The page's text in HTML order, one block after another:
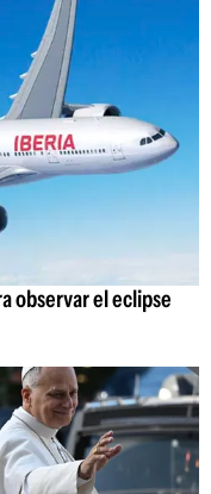
observar el eclipse